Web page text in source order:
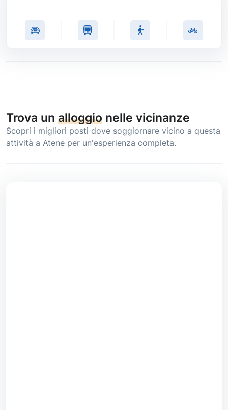
Trova un alloggio nelle vicinanze
Scopri i migliori posti dove soggiornare vicino a questa
attività a Atene per un'esperienza completa.